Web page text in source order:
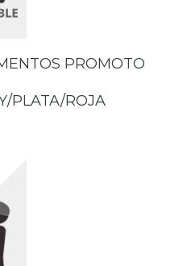
PROMOTO
PLATA/ROJA